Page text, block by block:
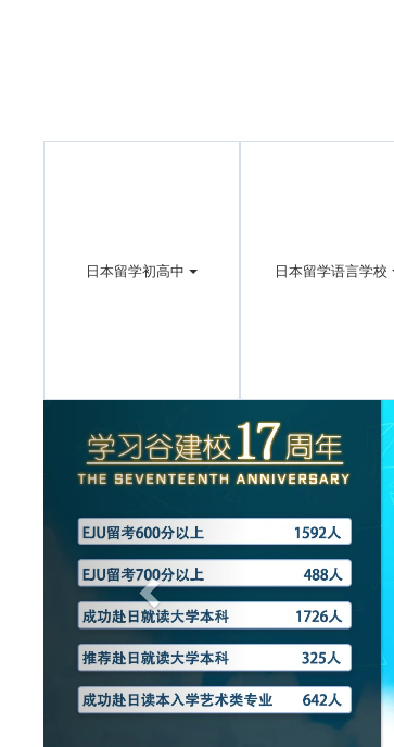
日本留学初高中 日本留学语言学校